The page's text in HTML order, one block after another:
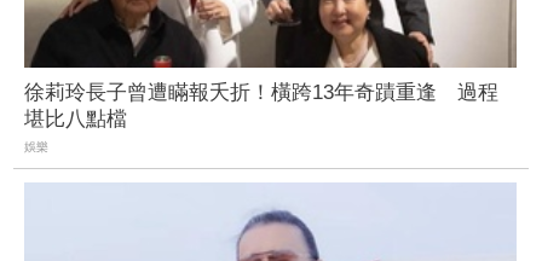
徐莉玲長子曾遭瞞報夭折！橫跨13年奇蹟重逢 過程
堪比八點檔
娛樂